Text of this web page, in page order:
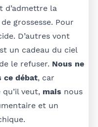
d’admettre la
grossesse. Pour
D’autres vont
un cadeau du ciel
le refuser. Nous ne
ce débat, car
veut, mais nous
et un